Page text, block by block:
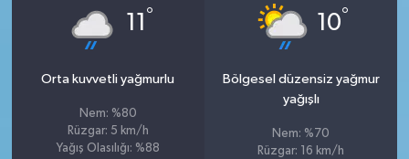
11 °
Orta kuvvetli yağmurlu
Nem: %80
Rüzgar: 5 km/h
Yağış Olasılığı: %88
10°
Bölgesel düzensiz yağmur
yağışlı
Nem: %70
Rüzgar: 16 km/h